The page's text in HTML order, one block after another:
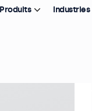
Produits Industries